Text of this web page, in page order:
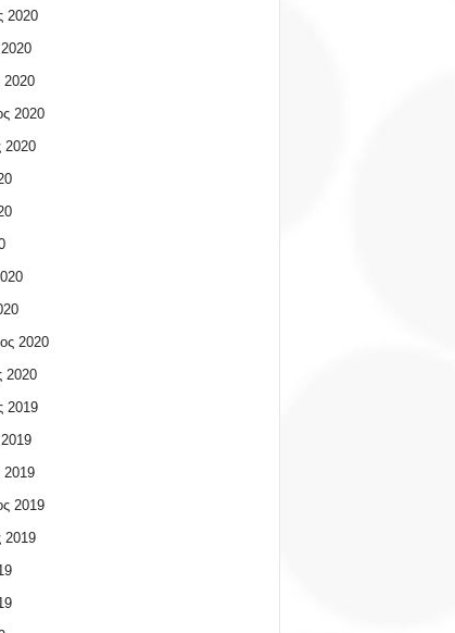
2020
2020
2020
2020
2020
2020
2019
2019
2019
2019